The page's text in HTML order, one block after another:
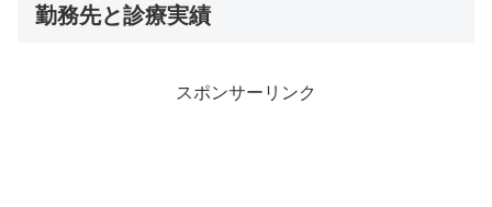
勤務先と診療実績
スポンサーリンク